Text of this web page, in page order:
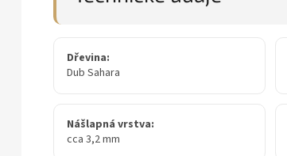
Dřevina:
Dub Sahara
Nášlapná vrstva:
cca 3,2 mm